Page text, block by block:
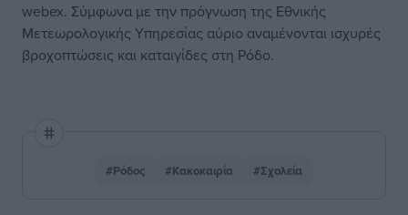
webex. Σύμφωνα με την πρόγνωση της Εθνικής
Μετεωρολογικής Υπηρεσίας αύριο αναμένονται ισχυρές
βροχοπτώσεις και καταιγίδες στη Ρόδο.
#Ρόδος #Κακοκαιρία #Σχολεία